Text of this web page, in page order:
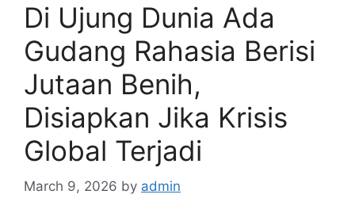
Di Ujung Dunia Ada
Gudang Rahasia Berisi
Jutaan Benih,
Disiapkan Jika Krisis
Global Terjadi
March 9, 2026 by admin